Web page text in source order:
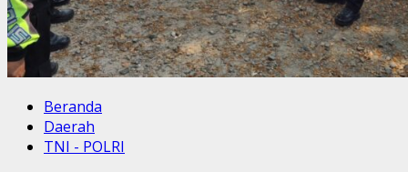
Beranda
Daerah
TNI - POLRI